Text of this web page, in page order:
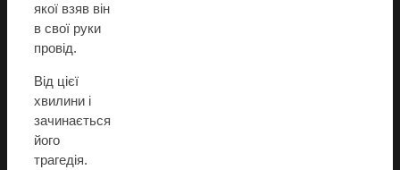
якої взяв він
в свої руки
провід.
Від цієї
хвилини і
зачинається
його
трагедія.